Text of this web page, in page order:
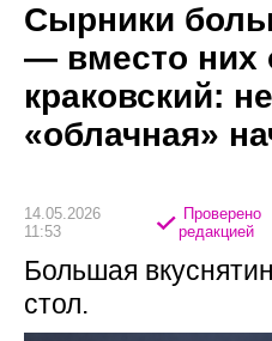
Сырники
— вместо них
краковский:
«облачная»
14.05.2026
11:53
Проверено
редакцией
Большая
стол.